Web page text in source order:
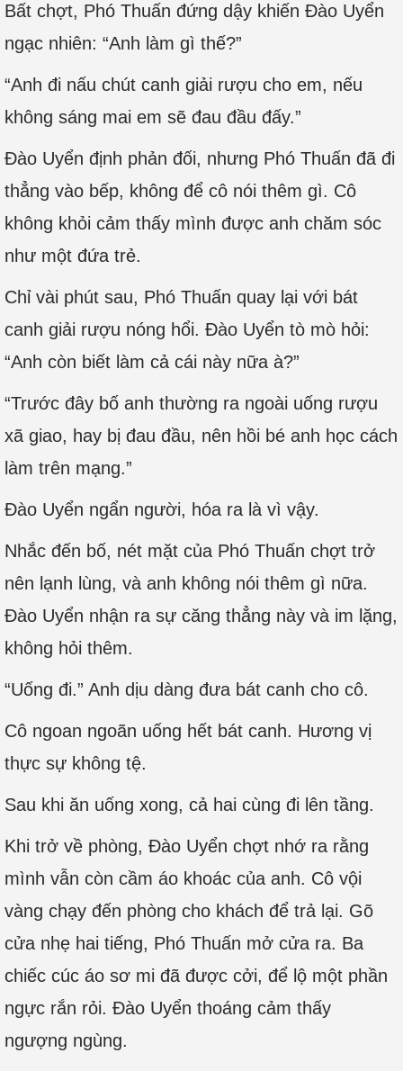
Bất chợt, Phó Thuấn đứng dậy khiến Đào Uyển
ngạc nhiên: “Anh làm gì thế?”
“Anh đi nấu chút canh giải rượu cho em, nếu
không sáng mai em sẽ đau đầu đấy.”
Đào Uyển định phản đối, nhưng Phó Thuấn đã đi
thẳng vào bếp, không để cô nói thêm gì. Cô
không khỏi cảm thấy mình được anh chăm sóc
như một đứa trẻ.
Chỉ vài phút sau, Phó Thuấn quay lại với bát
canh giải rượu nóng hổi. Đào Uyển tò mò hỏi:
“Anh còn biết làm cả cái này nữa à?”
“Trước đây bố anh thường ra ngoài uống rượu
xã giao, hay bị đau đầu, nên hồi bé anh học cách
làm trên mạng.”
Đào Uyển ngẩn người, hóa ra là vì vậy.
Nhắc đến bố, nét mặt của Phó Thuấn chợt trở
nên lạnh lùng, và anh không nói thêm gì nữa.
Đào Uyển nhận ra sự căng thẳng này và im lặng,
không hỏi thêm.
“Uống đi.” Anh dịu dàng đưa bát canh cho cô.
Cô ngoan ngoãn uống hết bát canh. Hương vị
thực sự không tệ.
Sau khi ăn uống xong, cả hai cùng đi lên tầng.
Khi trở về phòng, Đào Uyển chợt nhớ ra rằng
mình vẫn còn cầm áo khoác của anh. Cô vội
vàng chạy đến phòng cho khách để trả lại. Gõ
cửa nhẹ hai tiếng, Phó Thuấn mở cửa ra. Ba
chiếc cúc áo sơ mi đã được cởi, để lộ một phần
ngực rắn rỏi. Đào Uyển thoáng cảm thấy
ngượng ngùng.